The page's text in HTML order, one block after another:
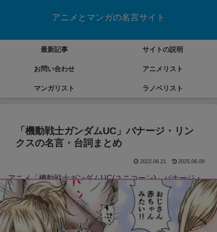
アニメとマンガの名言サイト
最新記事 サイトの説明
お問い合わせ アニメリスト
マンガリスト ラノベリスト
「機動戦士ガンダムUC」バナージ・リン
クスの名言・台詞まとめ
2022.06.21 2025.06.09
アニメ「機動戦士ガンダムUC(ユニコーン)」バナージ・
リンクスの名言・台詞をまとめていきます。